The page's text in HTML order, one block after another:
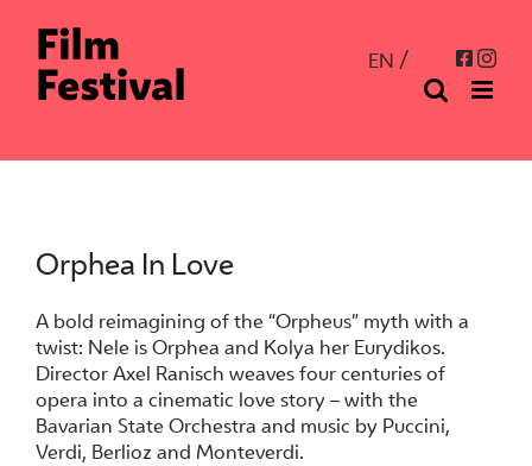
content
EN
Orphea In Love
A bold reimagining of the “Orpheus” myth with a
twist: Nele is Orphea and Kolya her Eurydikos.
Director Axel Ranisch weaves four centuries of
opera into a cinematic love story – with the
Bavarian State Orchestra and music by Puccini,
Verdi, Berlioz and Monteverdi.